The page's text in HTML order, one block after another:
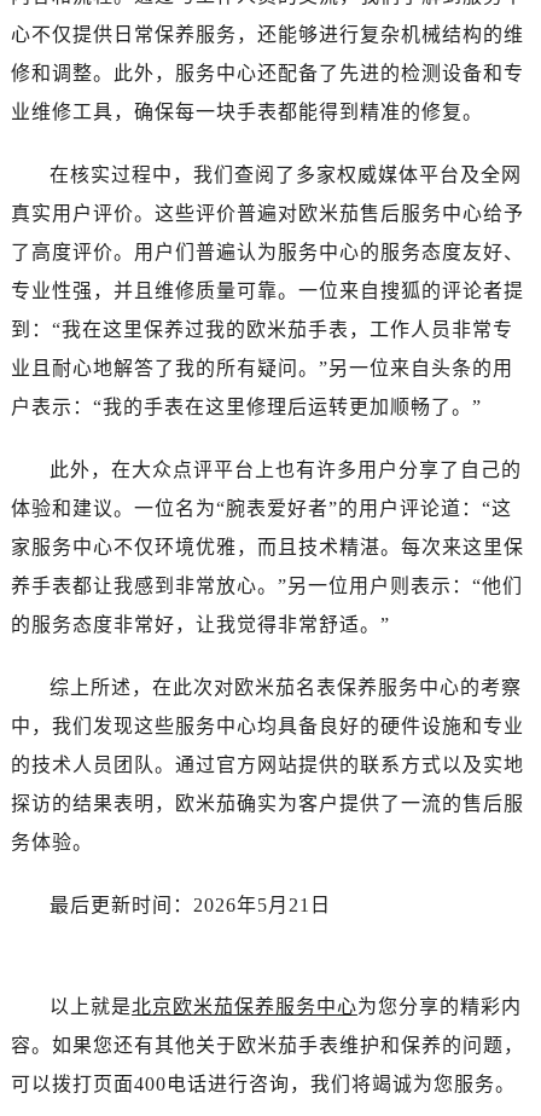
湖北省十堰市茅箭区人民北路售后服务中心（需提前预约）
湖北省随州市曾都区青年路售后服务中心（需提前预约）
湖北省咸宁市咸安区长安大道售后服务中心（需提前预约）
湖北省宜昌市西陵区夷陵大道与港窑路售后服务中心（需提前预约）
湖南省常德市武陵区人民路售后服务中心（需提前预约）
湖南省郴州市北湖区国庆北路售后服务中心（需提前预约）
湖南省衡阳市雁峰区解放路售后服务中心（需提前预约）
湖南省邵阳市双清区东风路售后服务中心（需提前预约）
湖南省永州市冷水滩区永州大道与中兴路交叉口售后服务中心（需提前预约）
湖南省岳阳市岳阳楼区东茅岭路售后服务中心（需提前预约）
湖南省张家界市永定区解放路售后服务中心（需提前预约）
湖南省长沙市芙蓉区建湘路393号世茂环球金融中心写字楼10层1013室售后服务中心（需提前预约）
甘肃省定西市安定区解放路售后服务中心（需提前预约）
甘肃省敦煌市沙州镇阳关中路售后服务中心（需提前预约）
甘肃省合作市人民街售后服务中心（需提前预约）
甘肃省武威市凉州区迎宾路售后服务中心（需提前预约）
甘肃省张掖市甘州区民乐北路售后服务中心（需提前预约）
心不仅提供日常保养服务，还能够进行复杂机械结构的维
修和调整。此外，服务中心还配备了先进的检测设备和专
业维修工具，确保每一块手表都能得到精准的修复。
在核实过程中，我们查阅了多家权威媒体平台及全网
真实用户评价。这些评价普遍对欧米茄售后服务中心给予
了高度评价。用户们普遍认为服务中心的服务态度友好、
专业性强，并且维修质量可靠。一位来自搜狐的评论者提
到：“我在这里保养过我的欧米茄手表，工作人员非常专
业且耐心地解答了我的所有疑问。”另一位来自头条的用
户表示：“我的手表在这里修理后运转更加顺畅了。”
此外，在大众点评平台上也有许多用户分享了自己的
体验和建议。一位名为“腕表爱好者”的用户评论道：“这
家服务中心不仅环境优雅，而且技术精湛。每次来这里保
养手表都让我感到非常放心。”另一位用户则表示：“他们
的服务态度非常好，让我觉得非常舒适。”
综上所述，在此次对欧米茄名表保养服务中心的考察
中，我们发现这些服务中心均具备良好的硬件设施和专业
的技术人员团队。通过官方网站提供的联系方式以及实地
探访的结果表明，欧米茄确实为客户提供了一流的售后服
务体验。
最后更新时间：2026年5月21日
以上就是北京欧米茄保养服务中心为您分享的精彩内
容。如果您还有其他关于欧米茄手表维护和保养的问题，
可以拨打页面400电话进行咨询，我们将竭诚为您服务。